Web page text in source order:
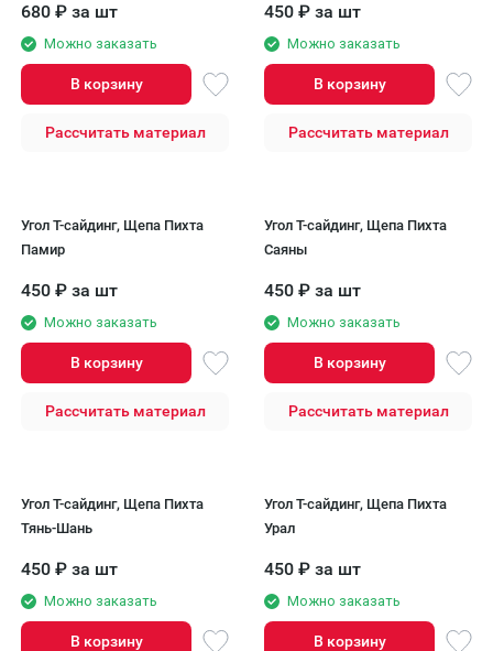
680 ₽ за шт
Можно заказать
В корзину
Рассчитать материал
450 ₽ за шт
Можно заказать
В корзину
Рассчитать материал
Угол Т-сайдинг, Щепа Пихта
Памир
450 ₽ за шт
Можно заказать
В корзину
Рассчитать материал
Угол Т-сайдинг, Щепа Пихта
Саяны
450 ₽ за шт
Можно заказать
В корзину
Рассчитать материал
Угол Т-сайдинг, Щепа Пихта
Тянь-Шань
450 ₽ за шт
Можно заказать
В корзину
Угол Т-сайдинг, Щепа Пихта
Урал
450 ₽ за шт
Можно заказать
В корзину